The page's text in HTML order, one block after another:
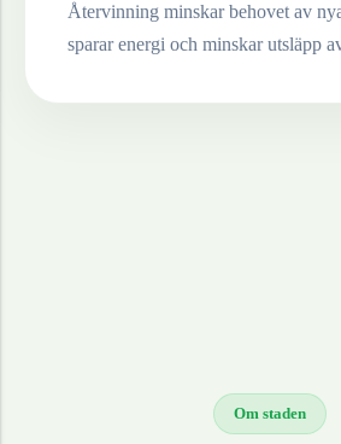
Återvinning minskar behovet av
sparar energi och minskar utsläpp
Om staden